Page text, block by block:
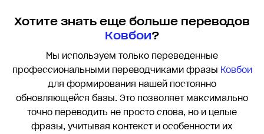
Хотите знать еще больше переводов
Ковбои?
Мы используем только переведенные
профессиональными переводчиками фразы Ковбои
для формирования нашей постоянно
обновляющейся базы. Это позволяет максимально
точно переводить не просто слова, но и целые
фразы, учитывая контекст и особенности их